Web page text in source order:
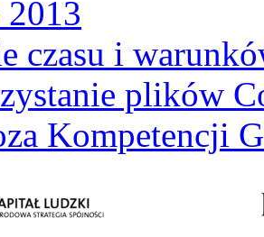
czasu i
plików
Kompetencji